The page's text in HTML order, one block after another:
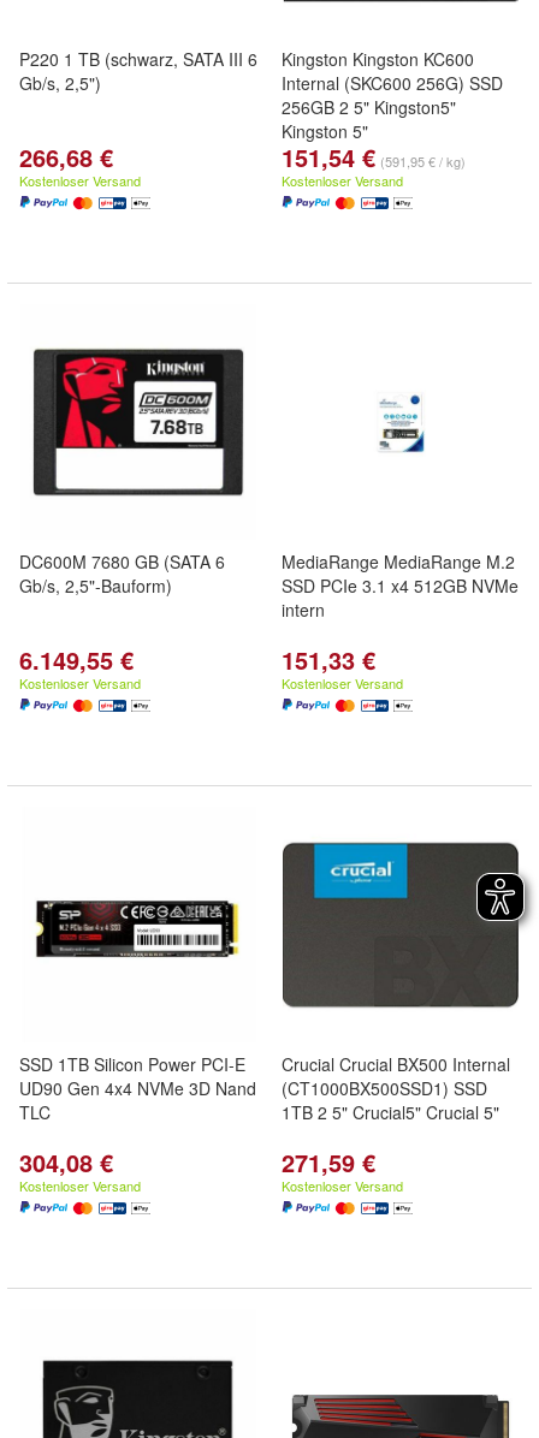
P220 1 TB (schwarz, SATA III 6
Gb/s, 2,5")
266,68 €
Kostenloser Versand
Kingston Kingston KC600
Internal (SKC600 256G) SSD
256GB 2 5" Kingston5"
Kingston 5"
151,54 € (591,95 € / kg)
Kostenloser Versand
DC600M 7680 GB (SATA 6
Gb/s, 2,5"-Bauform)
6.149,55 €
Kostenloser Versand
MediaRange MediaRange M.2
SSD PCIe 3.1 x4 512GB NVMe
intern
151,33 €
Kostenloser Versand
SSD 1TB Silicon Power PCI-E
UD90 Gen 4x4 NVMe 3D Nand
TLC
304,08 €
Kostenloser Versand
Crucial Crucial BX500 Internal
(CT1000BX500SSD1) SSD
1TB 2 5" Crucial5" Crucial 5"
271,59 €
Kostenloser Versand